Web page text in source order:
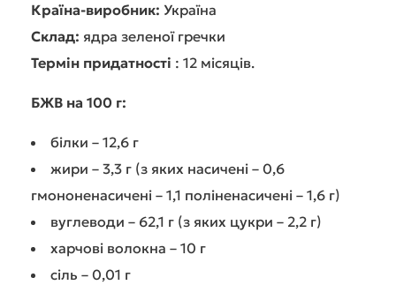
Країна-виробник: Україна
Склад: ядра зеленої гречки
Термін придатності : 12 місяців.
БЖВ на 100 г:
білки – 12,6 г
жири – 3,3 г (з яких насичені – 0,6
гмононенасичені – 1,1 поліненасичені – 1,6 г)
вуглеводи – 62,1 г (з яких цукри – 2,2 г)
харчові волокна – 10 г
сіль – 0,01 г